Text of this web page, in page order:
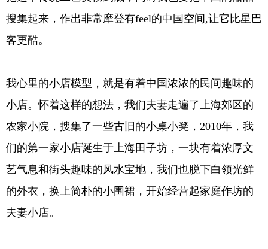
搜集起来，作出非常摩登有feel的中国空间,让它比星巴
客更酷。
我心里的小店模型，就是有着中国浓浓的民间趣味的
小店。怀着这样的想法，我们夫妻走遍了上海郊区的
农家小院，搜集了一些古旧的小桌小凳，2010年，我
们的第一家小店诞生于上海田子坊，一块有着浓厚文
艺气息和街头趣味的风水宝地，我们也脱下白领光鲜
的外衣，换上简朴的小围裙，开始经营起家庭作坊的
夫妻小店。